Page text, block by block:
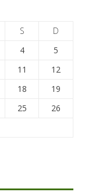
S
D
4
5
11
12
18
19
25
26